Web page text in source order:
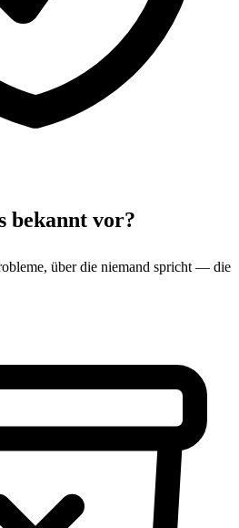
bekannt vor?
über die niemand spricht — die